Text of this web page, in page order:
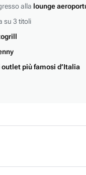
alla lounge
su 3 titoli
outlet più famosi d’Italia